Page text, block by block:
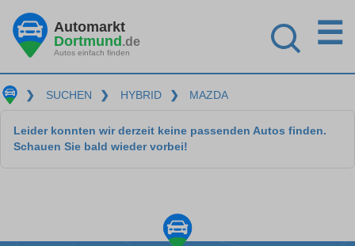
Automarkt
Dortmund.de
Autos einfach finden
☰
❯ SUCHEN ❯ HYBRID ❯ MAZDA
Leider konnten wir derzeit keine passenden Autos finden.
Schauen Sie bald wieder vorbei!